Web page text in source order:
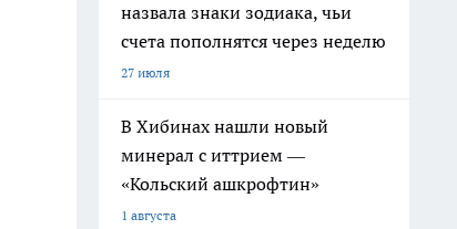
назвала знаки зодиака, чьи
счета пополнятся через неделю
27 июля
В Хибинах нашли новый
минерал с иттрием —
«Кольский ашкрофтин»
1 августа